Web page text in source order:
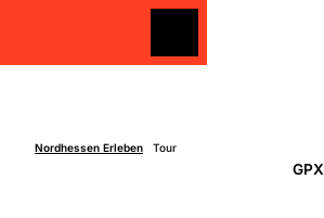
Nordhessen Erleben Tour
GPX